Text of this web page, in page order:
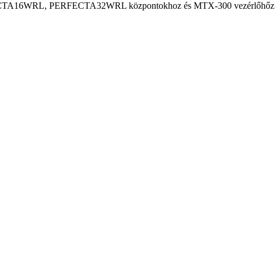
PERFECTA32WRL központokhoz és MTX-300 vezérlőhőz